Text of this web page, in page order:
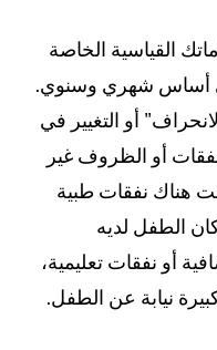
القياسية الخاصة
أساس شهري وسنوي.
أو التغيير في
أو الظروف غير
هناك نفقات طبية
الطفل لديه
أو نفقات تعليمية،
نيابة عن الطفل.